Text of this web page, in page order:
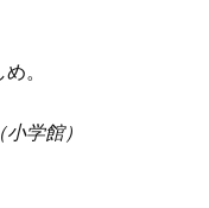
。
学館）